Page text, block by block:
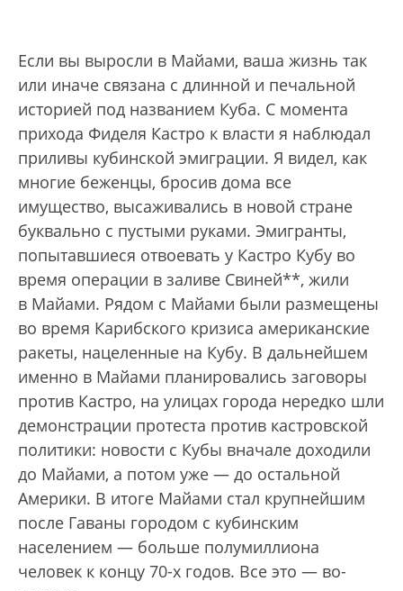
Если вы выросли в Майами, ваша жизнь так
или иначе связана с длинной и печальной
историей под названием Куба. С момента
прихода Фиделя Кастро к власти я наблюдал
приливы кубинской эмиграции. Я видел, как
многие беженцы, бросив дома все
имущество, высаживались в новой стране
буквально с пустыми руками. Эмигранты,
попытавшиеся отвоевать у Кастро Кубу во
время операции в заливе Свиней**, жили
в Майами. Рядом с Майами были размещены
во время Карибского кризиса американские
ракеты, нацеленные на Кубу. В дальнейшем
именно в Майами планировались заговоры
против Кастро, на улицах города нередко шли
демонстрации протеста против кастровской
политики: новости с Кубы вначале доходили
до Майами, а потом уже — до остальной
Америки. В итоге Майами стал крупнейшим
после Гаваны городом с кубинским
населением — больше полумиллиона
человек к концу 70-х годов. Все это — во-